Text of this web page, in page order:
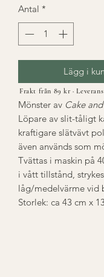
Antal *
Lägg i
Mönster av Cake
Löpare av slit-tåligt
kraftigare slätvävt
även används som
Tvättas i maskin på
i vått tillstånd,
låg/medelvärme vid
Storlek: ca 43 cm x
Frakt från 89 kr ·